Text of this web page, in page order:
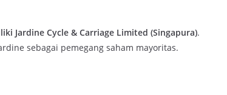
Jardine Cycle & Carriage Limited (Singapura).
sebagai pemegang saham mayoritas.